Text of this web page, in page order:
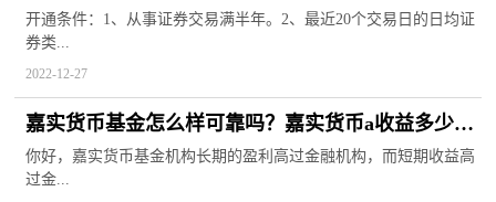
开通条件：1、从事证券交易满半年。2、最近20个交易日的日均证
券类...
2022-12-27
嘉实货币基金怎么样可靠吗？嘉实货币a收益多少天
可以看到？
你好，嘉实货币基金机构长期的盈利高过金融机构，而短期收益高
过金...